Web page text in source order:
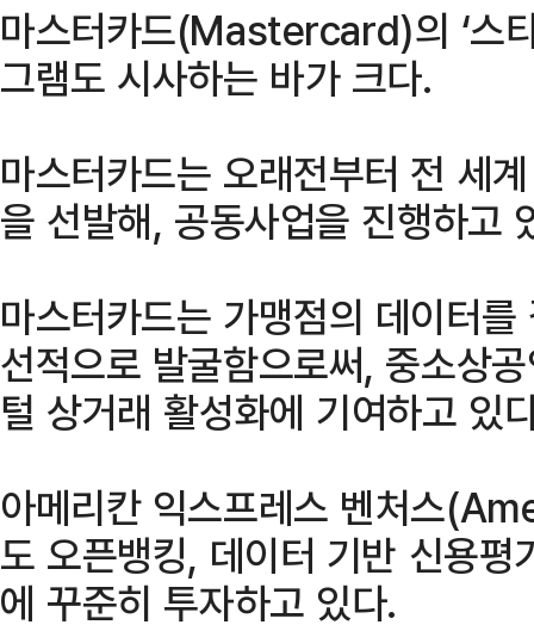
마스터카드(Mastercard)의 ‘스
그램도 시사하는 바가 크다.
마스터카드는 오래전부터 전 세
을 선발해, 공동사업을 진행하고
마스터카드는 가맹점의 데이터
선적으로 발굴함으로써, 중소상
털 상거래 활성화에 기여하고 있
아메리칸 익스프레스 벤처스
도 오픈뱅킹, 데이터 기반 신용
에 꾸준히 투자하고 있다.